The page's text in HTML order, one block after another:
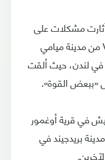
ثملة، وأثارت مشكلات على
متن رحلة تابعة لخطوط Virgin Atlantic من مدينة ميامي
في لندن، حيث ألقت
«ببعض القوة».
في قرية أوغمور
بريدجيند في